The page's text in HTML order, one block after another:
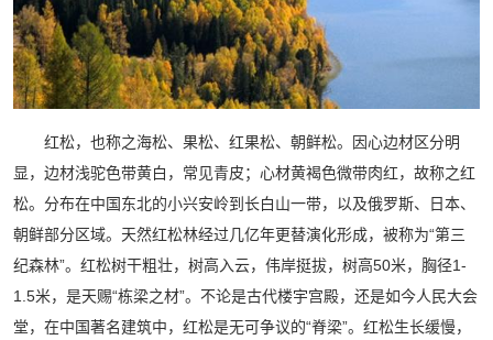
红松，也称之海松、果松、红果松、朝鲜松。因心边材区分明
显，边材浅驼色带黄白，常见青皮；心材黄褐色微带肉红，故称之红
松。分布在中国东北的小兴安岭到长白山一带，以及俄罗斯、日本、
朝鲜部分区域。天然红松林经过几亿年更替演化形成，被称为“第三
纪森林”。红松树干粗壮，树高入云，伟岸挺拔，树高50米，胸径1-
1.5米，是天赐“栋梁之材”。不论是古代楼宇宫殿，还是如今人民大会
堂，在中国著名建筑中，红松是无可争议的“脊梁”。红松生长缓慢，